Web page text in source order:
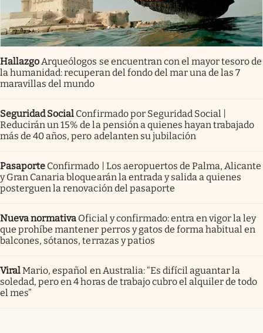
Hallazgo Arqueólogos se encuentran con el mayor tesoro de
la humanidad: recuperan del fondo del mar una de las 7
maravillas del mundo
Seguridad Social Confirmado por Seguridad Social |
Reducirán un 15% de la pensión a quienes hayan trabajado
más de 40 años, pero adelanten su jubilación
Pasaporte Confirmado | Los aeropuertos de Palma, Alicante
y Gran Canaria bloquearán la entrada y salida a quienes
posterguen la renovación del pasaporte
Nueva normativa Oficial y confirmado: entra en vigor la ley
que prohíbe mantener perros y gatos de forma habitual en
balcones, sótanos, terrazas y patios
ViralMario, español en Australia: “Es difícil aguantar la
soledad, pero en 4 horas de trabajo cubro el alquiler de todo
el mes”